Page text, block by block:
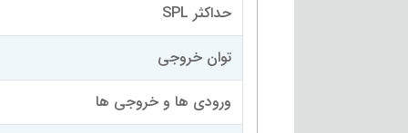
حداکثر SPL
توان خروجی
ورودی ها و خروجی ها